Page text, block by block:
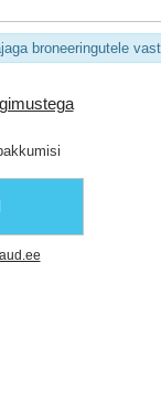
broneeringutele